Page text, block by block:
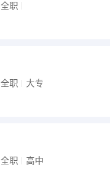
全职
全职 大专
全职 高中